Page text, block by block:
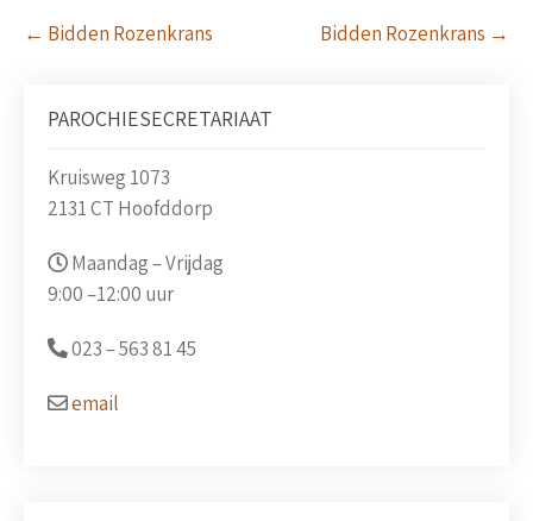
Post
navigation
← Bidden Rozenkrans Bidden Rozenkrans →
PAROCHIESECRETARIAAT
Kruisweg 1073
2131 CT Hoofddorp
Maandag – Vrijdag
9:00 –12:00 uur
023 –563 81 45
email